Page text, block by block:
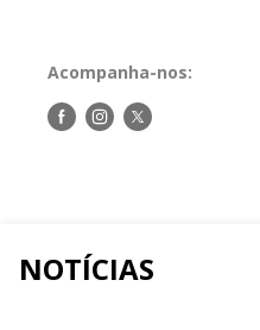
Acompanha-nos:
Siga-Siga-Siga-
NOTÍCIAS